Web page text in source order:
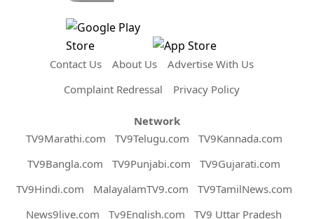
Contact Us About Us
Advertise With Us
Complaint Redressal
Privacy Policy
Network
TV9Marathi.com
TV9Telugu.com
TV9Kannada.com
TV9Bangla.com
TV9Punjabi.com
TV9Gujarati.com
TV9Hindi.com
MalayalamTV9.com
TV9TamilNews.com
News9live.com
Tv9English.com TV9 Uttar Pradesh